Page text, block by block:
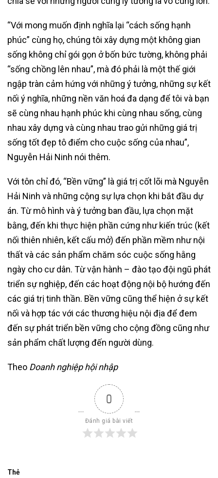
“Với mong muốn định nghĩa lại “cách sống hạnh
phúc” cùng họ, chúng tôi xây dựng một không gian
sống không chỉ gói gọn ở bốn bức tường, không phải
“sống chồng lên nhau”, mà đó phải là một thế giới
ngập tràn cảm hứng với những ý tưởng, những sự kết
nối ý nghĩa, những nền văn hoá đa dạng để tôi và bạn
sẽ cùng nhau hạnh phúc khi cùng nhau sống, cùng
nhau xây dựng và cùng nhau trao gửi những giá trị
sống tốt đẹp tô điểm cho cuộc sống của nhau”,
Nguyễn Hải Ninh nói thêm.
Với tôn chỉ đó, “Bền vững” là giá trị cốt lõi mà Nguyễn
Hải Ninh và những cộng sự lựa chọn khi bắt đầu dự
án. Từ mô hình và ý tưởng ban đầu, lựa chọn mặt
bằng, đến khi thực hiện phần cứng như kiến trúc (kết
nối thiên nhiên, kết cấu mở) đến phần mềm như nội
thất và các sản phẩm chăm sóc cuộc sống hằng
ngày cho cư dân. Từ vận hành – đào tạo đội ngũ phát
triển sự nghiệp, đến các hoạt động nội bộ hướng đến
các giá trị tinh thần. Bền vững cũng thể hiện ở sự kết
nối và hợp tác với các thương hiệu nội địa để đem
đến sự phát triển bền vững cho cộng đồng cũng như
sản phẩm chất lượng đến người dùng.
Theo Doanh nghiệp hội nhập
0
Đánh giá bài viết
Thẻ